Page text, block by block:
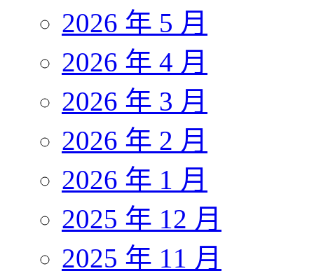
2026 年 5 月
2026 年 4 月
2026 年 3 月
2026 年 2 月
2026 年 1 月
2025 年 12 月
2025 年 11 月